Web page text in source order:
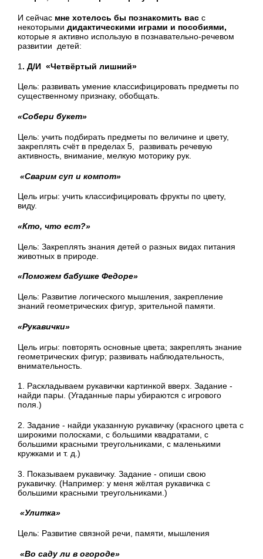
И сейчас мне хотелось бы познакомить вас с
некоторыми дидактическими играми и пособиями,
которые я активно использую в познавательно-речевом
развитии детей:
1 . Д/И «Четвёртый лишний»
Цель: развивать умение классифицировать предметы по
существенному признаку, обобщать.
«Собери букет»
Цель: учить подбирать предметы по величине и цвету,
закреплять счёт в пределах 5, развивать речевую
активность, внимание, мелкую моторику рук.
«Сварим суп и компот»
Цель игры: учить классифицировать фрукты по цвету,
виду.
«Кто, что ест?»
Цель: Закреплять знания детей о разных видах питания
животных в природе.
«Поможем бабушке Федоре»
Цель: Развитие логического мышления, закрепление
знаний геометрических фигур, зрительной памяти.
«Рукавички»
Цель игры: повторять основные цвета; закреплять знание
геометрических фигур; развивать наблюдательность,
внимательность.
1. Раскладываем рукавички картинкой вверх. Задание -
найди пары. (Угаданные пары убираются с игрового
поля.)
2. Задание - найди указанную рукавичку (красного цвета с
широкими полосками, с большими квадратами, с
большими красными треугольниками, с маленькими
кружками и т. д.)
3. Показываем рукавичку. Задание - опиши свою
рукавичку. (Например: у меня жёлтая рукавичка с
большими красными треугольниками.)
«Улитка»
Цель: Развитие связной речи, памяти, мышления
«Во саду ли в огороде»